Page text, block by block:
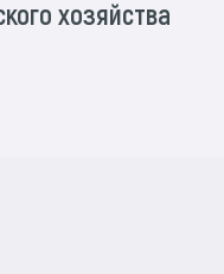
хозяйства